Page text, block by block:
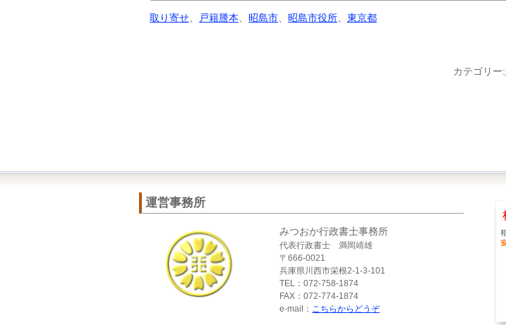
取り寄せ、 戸籍謄本、 昭島市、 昭島市役所、 東京都
カテゴリー:
運営事務所
みつおか行政書士事務所
代表行政書士 満岡靖雄
〒666-0021
兵庫県川西市栄根2-1-3-101
TEL：072-758-1874
FAX：072-774-1874
e-mail： こちらからどうぞ